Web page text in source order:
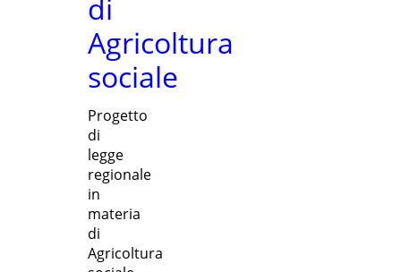
di
Agricoltura
sociale
Progetto
di
legge
regionale
in
materia
di
Agricoltura